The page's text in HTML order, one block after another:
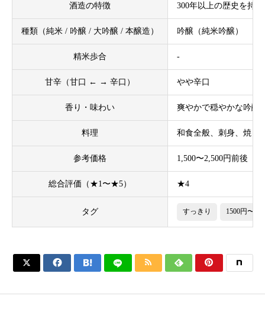
酒造の特徴 300年以上の歴史を持
種類（純米 / 吟醸 / 大吟醸 / 本醸造） 吟醸（純米吟醸）
精米歩合 -
甘辛（甘口 ← → 辛口） やや辛口
香り・味わい 爽やかで穏やかな吟醸
料理 和食全般、刺身、焼き
参考価格 1,500〜2,500円前後
総合評価（★1〜★5） ★4
タグ すっきり 1500円〜
     